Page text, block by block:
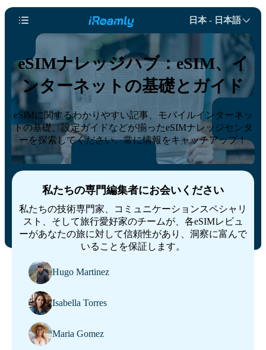
日本 - 日本語
eSIMナレッジハブ：eSIM、イ
ンターネットの基礎とガイド
eSIMに関するわかりやすい記事、モバイルインターネッ
トの基礎、設定ガイドなどが揃ったeSIMナレッジセンタ
ーを探索してください。常に情報をキャッチアップ！
私たちの専門編集者にお会いください
私たちの技術専門家、コミュニケーションスペシャリ
スト、そして旅行愛好家のチームが、各eSIMレビュ
ーがあなたの旅に対して信頼性があり、洞察に富んで
いることを保証します。
Hugo Martinez
Isabella Torres
Maria Gomez